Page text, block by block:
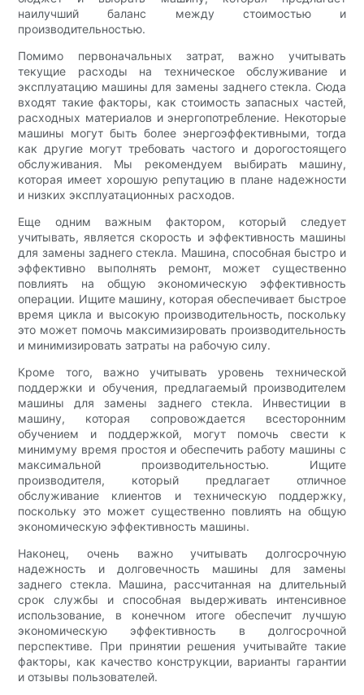
наилучший баланс между стоимостью и
производительностью.
Помимо первоначальных затрат, важно учитывать
текущие расходы на техническое обслуживание и
эксплуатацию машины для замены заднего стекла. Сюда
входят такие факторы, как стоимость запасных частей,
расходных материалов и энергопотребление. Некоторые
машины могут быть более энергоэффективными, тогда
как другие могут требовать частого и дорогостоящего
обслуживания. Мы рекомендуем выбирать машину,
которая имеет хорошую репутацию в плане надежности
и низких эксплуатационных расходов.
Еще одним важным фактором, который следует
учитывать, является скорость и эффективность машины
для замены заднего стекла. Машина, способная быстро и
эффективно выполнять ремонт, может существенно
повлиять на общую экономическую эффективность
операции. Ищите машину, которая обеспечивает быстрое
время цикла и высокую производительность, поскольку
это может помочь максимизировать производительность
и минимизировать затраты на рабочую силу.
Кроме того, важно учитывать уровень технической
поддержки и обучения, предлагаемый производителем
машины для замены заднего стекла. Инвестиции в
машину, которая сопровождается всесторонним
обучением и поддержкой, могут помочь свести к
минимуму время простоя и обеспечить работу машины с
максимальной производительностью. Ищите
производителя, который предлагает отличное
обслуживание клиентов и техническую поддержку,
поскольку это может существенно повлиять на общую
экономическую эффективность машины.
Наконец, очень важно учитывать долгосрочную
надежность и долговечность машины для замены
заднего стекла. Машина, рассчитанная на длительный
срок службы и способная выдерживать интенсивное
использование, в конечном итоге обеспечит лучшую
экономическую эффективность в долгосрочной
перспективе. При принятии решения учитывайте такие
факторы, как качество конструкции, варианты гарантии
и отзывы пользователей.